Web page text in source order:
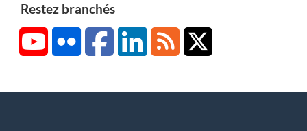
Restez branchés
YouTubeFlickr FacebookLinkedInRSS